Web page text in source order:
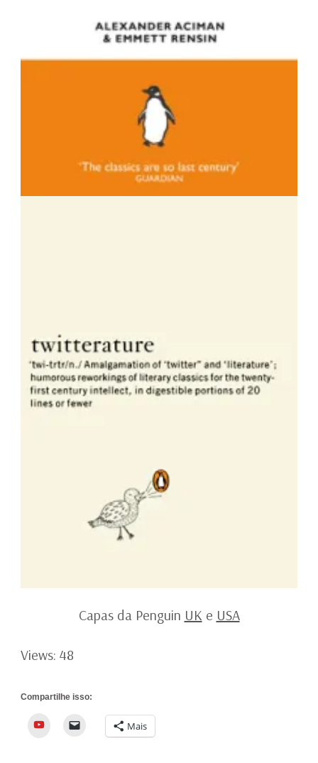
Capas da Penguin UK e USA
Views: 48
Compartilhe isso:
YouTube Mais